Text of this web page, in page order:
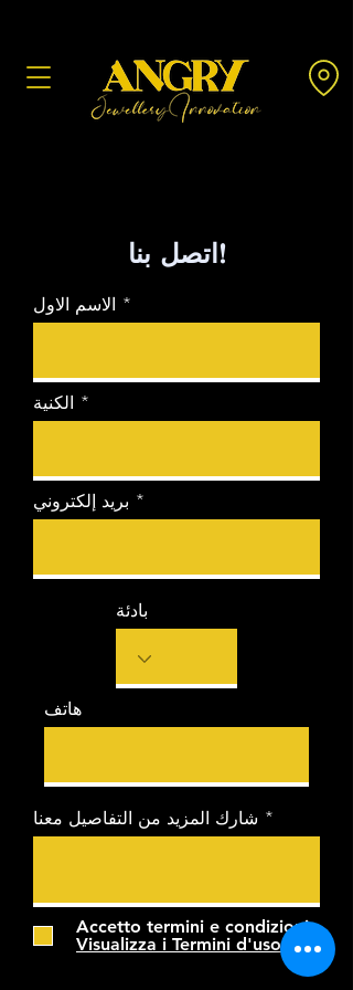
اتصل بنا!
الاسم الاول
الكنية
بريد إلكتروني
بادئة
هاتف
شارك المزيد من التفاصيل معنا
Accetto termini e condizioni
Visualizza i Termini d'uso